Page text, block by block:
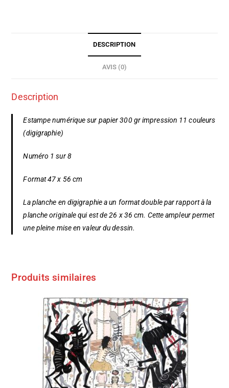
DESCRIPTION
AVIS (0)
Description
Estampe numérique sur papier 300 gr impression 11 couleurs
(digigraphie)
Numéro 1 sur 8
Format 47 x 56 cm
La planche en digigraphie a un format double par rapport à la
planche originale qui est de 26 x 36 cm. Cette ampleur permet
une pleine mise en valeur du dessin.
Produits similaires